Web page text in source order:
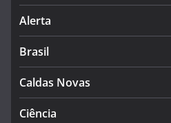
Alerta
Brasil
Caldas Novas
Ciência